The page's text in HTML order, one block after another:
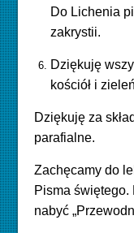
Do Lichenia
zakrystii.
Dziękuję
kościół i
Dziękuję za
parafialne.
Zachęcamy do
Pisma świętego.
nabyć